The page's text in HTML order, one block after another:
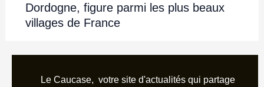
Dordogne, figure parmi les plus beaux
villages de France
Le Caucase, votre site d'actualités qui partage